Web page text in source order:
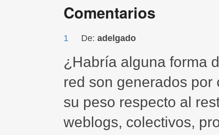
Comentarios
1 De: adelgado
¿Habría alguna forma
red son generados
su peso respecto al
weblogs, colectivos,